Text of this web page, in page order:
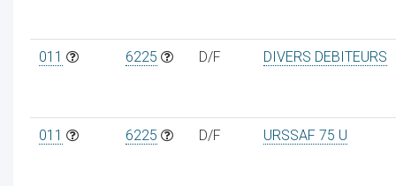
011 6225 D/F DIVERS DEBITEURS
011 6225 D/F URSSAF 75 U